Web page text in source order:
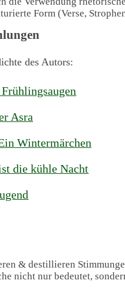
Form (Verse,
des Autors:
Asra
Wintermärchen
die kühle Nacht
& destillieren
nicht nur bedeutet,